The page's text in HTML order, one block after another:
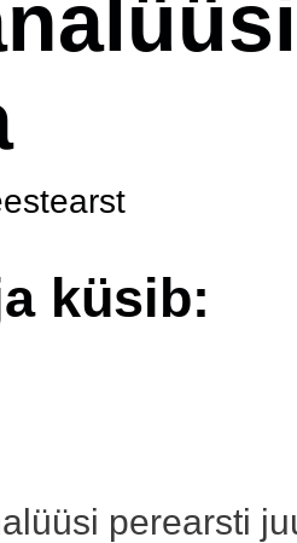
küsib:
perearsti